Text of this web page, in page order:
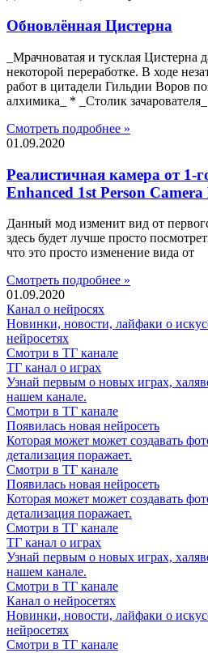
Обновлённая Цистерна
_Мрачноватая и тусклая Цистерна
некоторой переработке. В ходе
работ в цитадели Гильдии Воров
алхимика_ * _Столик зачарователя_
Смотреть подробнее »
01.09.2020
Реалистичная камера от 1-
Enhanced 1st Person Camera
Данный мод изменит вид от
здесь будет лучше просто
что это просто изменение вида от
Смотреть подробнее »
01.09.2020
Канал о нейросях
Новинки, новости, лайфаки о
нейросетях
Смотри в ТГ канале
ТГ канал о играх
Узнай первым о новых играх,
нашем канале.
Смотри в ТГ канале
Появилась новая нейросеть
Которая может может создавать
детализация поражает.
Смотри в ТГ канале
Появилась новая нейросеть
Которая может может создавать
детализация поражает.
Смотри в ТГ канале
ТГ канал о играх
Узнай первым о новых играх,
нашем канале.
Смотри в ТГ канале
Канал о нейросетях
Новинки, новости, лайфаки о
нейросетях
Смотри в ТГ канале